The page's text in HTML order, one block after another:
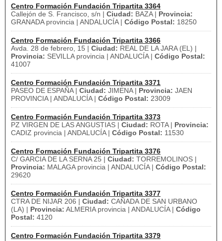
Centro Formación Fundación Tripartita 3364
Callejón de S. Francisco, s/n | Ciudad: BAZA | Provincia:
GRANADA provincia | ANDALUCÍA | Código Postal: 18250
Centro Formación Fundación Tripartita 3366
Avda. 28 de febrero, 15 | Ciudad: REAL DE LA JARA (EL) |
Provincia: SEVILLA provincia | ANDALUCÍA | Código Postal:
41007
Centro Formación Fundación Tripartita 3371
PASEO DE ESPAÑA | Ciudad: JIMENA | Provincia: JAEN
PROVINCIA | ANDALUCÍA | Código Postal: 23009
Centro Formación Fundación Tripartita 3373
PZ VIRGEN DE LAS ANGUSTIAS | Ciudad: ROTA | Provincia:
CADIZ provincia | ANDALUCÍA | Código Postal: 11530
Centro Formación Fundación Tripartita 3376
C/ GARCIA DE LA SERNA 25 | Ciudad: TORREMOLINOS |
Provincia: MALAGA provincia | ANDALUCÍA | Código Postal:
29620
Centro Formación Fundación Tripartita 3377
CTRA DE NIJAR 206 | Ciudad: CAÑADA DE SAN URBANO
(LA) | Provincia: ALMERIA provincia | ANDALUCÍA | Código
Postal: 4120
Centro Formación Fundación Tripartita 3379